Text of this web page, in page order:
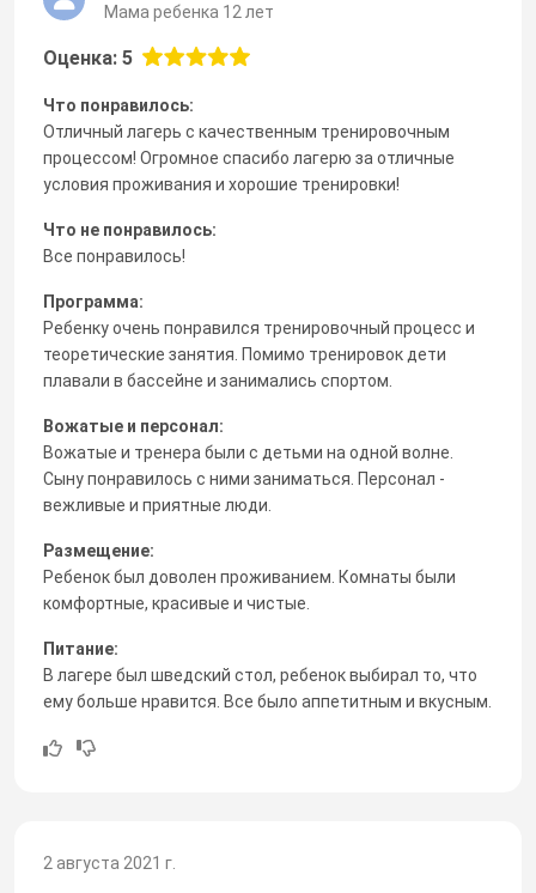
Мама ребенка 12 лет
Оценка: 5
Что понравилось:
Отличный лагерь с качественным тренировочным
процессом! Огромное спасибо лагерю за отличные
условия проживания и хорошие тренировки!
Что не понравилось:
Все понравилось!
Программа:
Ребенку очень понравился тренировочный процесс и
теоретические занятия. Помимо тренировок дети
плавали в бассейне и занимались спортом.
Вожатые и персонал:
Вожатые и тренера были с детьми на одной волне.
Сыну понравилось с ними заниматься. Персонал -
вежливые и приятные люди.
Размещение:
Ребенок был доволен проживанием. Комнаты были
комфортные, красивые и чистые.
Питание:
В лагере был шведский стол, ребенок выбирал то, что
ему больше нравится. Все было аппетитным и вкусным.
2 августа 2021 г.